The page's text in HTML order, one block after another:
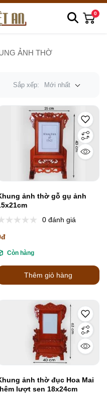
0
ẢNH THỜ
Sắp xếp: Mới nhất
ảnh thờ gỗ gụ ảnh
0 đánh giá
Còn hàng
Thêm giỏ hàng
ảnh thờ đục Hoa Mai
lượt sen 18x24cm